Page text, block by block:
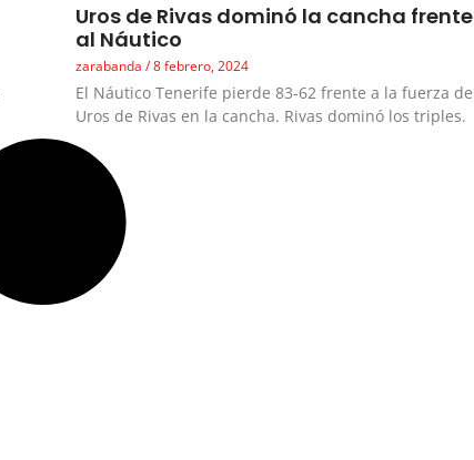
Uros de Rivas dominó la cancha frente
al Náutico
zarabanda 8 febrero, 2024
El Náutico Tenerife pierde 83-62 frente a la fuerza de
Uros de Rivas en la cancha. Rivas dominó los triples.